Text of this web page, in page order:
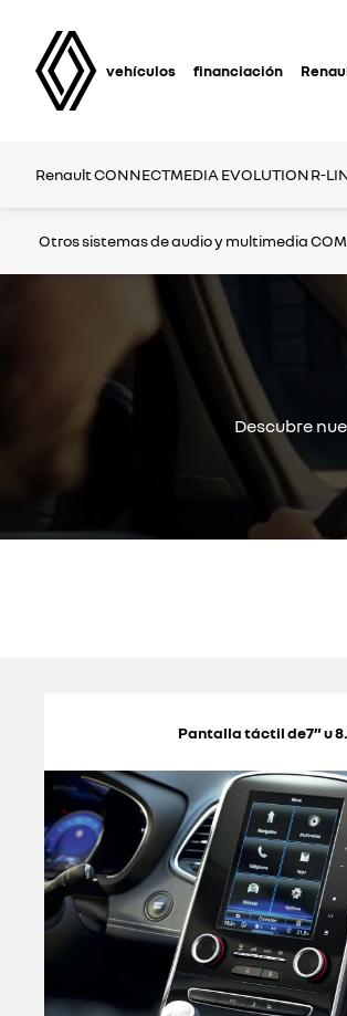
vehículos financiación
Renault CONNECTMEDIA EVOLUTIONR-
Otros sistemas de audio y multimedia
Descubre
Pantalla táctil de7” u